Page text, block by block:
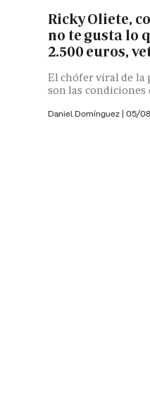
Ricky Oliete,
no te gusta lo
2.500 euros,
El chófer viral de la
son las condiciones
Daniel Domínguez | 05/